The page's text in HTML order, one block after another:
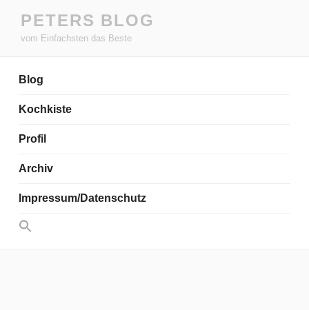
Inhalt
springen
PETERS BLOG
vom Einfachsten das Beste
Blog
Kochkiste
Profil
Archiv
Impressum/Datenschutz
Search
for: